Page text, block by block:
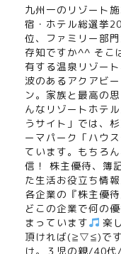
九州一のリゾート
宿・ホテル総選挙
位、ファミリー部
存知ですか^^ そこ
有する温泉リゾー
波のあるアクアビ
ン。家族と最高の
んなリゾートホテ
うサイト」では、
ーマパーク「ハウ
ています。もちろ
信！ 株主優待、簿
た生活お役立ち情
各企業の『株主優
どこの企業で何の
まっています
楽
頂ければ(≧▽≦)です
け。３児の親/40